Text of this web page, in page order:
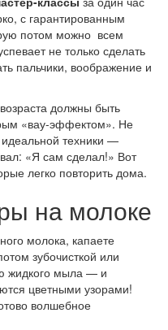
с гарантированным
потом можно всем
не только сделать
пальчики, воображение и
должны быть
«вау-эффектом». Не
техники —
«Я сам сделал!» Вот
легко повторить дома.
на молоке
молока, капаете
зубочисткой или
жидкого мыла — и
цветными узорами!
волшебное